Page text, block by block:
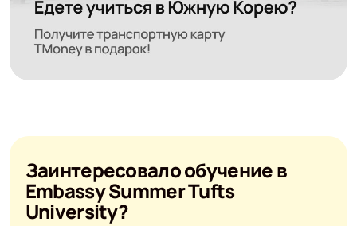
Заинтересовало обучение в
Embassy Summer Tufts
University?